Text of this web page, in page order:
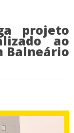
projeto
ao
Balneário